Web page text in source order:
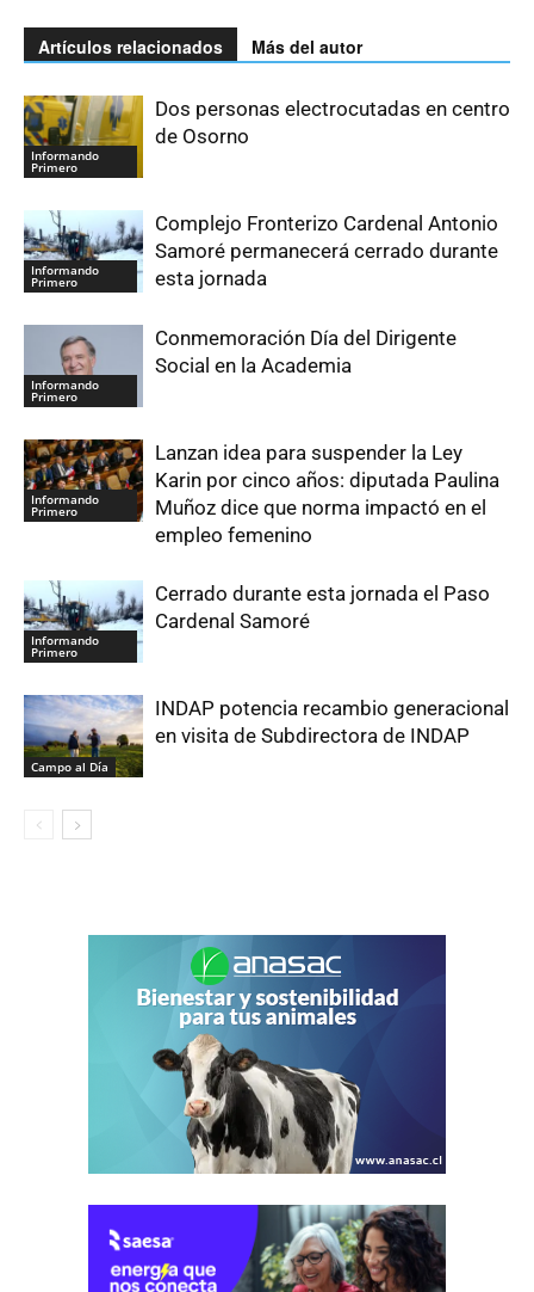
Artículos relacionados Más del autor
Informando
Primero
Dos personas electrocutadas en centro
de Osorno
Informando
Primero
Complejo Fronterizo Cardenal Antonio
Samoré permanecerá cerrado durante
esta jornada
Informando
Primero
Conmemoración Día del Dirigente
Social en la Academia
Informando
Primero
Lanzan idea para suspender la Ley
Karin por cinco años: diputada Paulina
Muñoz dice que norma impactó en el
empleo femenino
Informando
Primero
Cerrado durante esta jornada el Paso
Cardenal Samoré
Campo al Día
INDAP potencia recambio generacional
en visita de Subdirectora de INDAP